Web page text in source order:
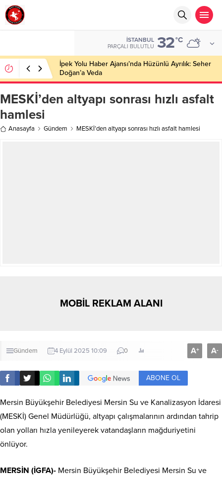
İSTANBUL
PARÇALI BULUTLU 32°C
İpek Yolu Haber Ajansı’nda Hüzünlü Ayrılık: Seher
Doğan’a Veda
MESKİ’den altyapı sonrası hızlı asfalt
hamlesi
Anasayfa Gündem MESKİ’den altyapı sonrası hızlı asfalt hamlesi
MOBİL REKLAM ALANI
Gündem 4 Eylül 2025 10:09 0 A+ A-
ABONE OL
Mersin Büyükşehir Belediyesi Mersin Su ve Kanalizasyon İdaresi
(MESKİ) Genel Müdürlüğü, altyapı çalışmalarının ardından tahrip
olan yolları hızla yenileyerek vatandaşların mağduriyetini
önlüyor.
MERSİN (İGFA)- Mersin Büyükşehir Belediyesi Mersin Su ve